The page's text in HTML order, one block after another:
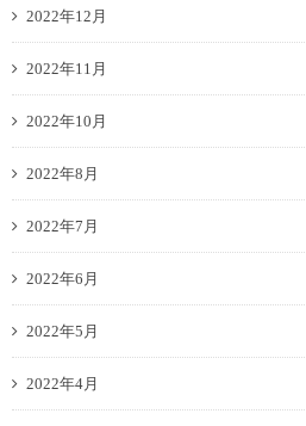
2022年12月
2022年11月
2022年10月
2022年8月
2022年7月
2022年6月
2022年5月
2022年4月